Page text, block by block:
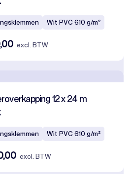
Wit PVC 610 g/m²
excl. BTW
12 x 24 m
Wit PVC 610 g/m²
excl. BTW